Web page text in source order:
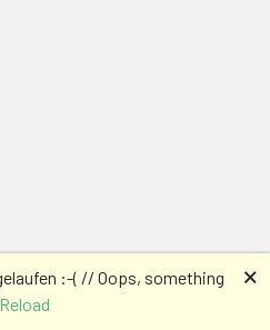
:-( // Oops, something
🗙